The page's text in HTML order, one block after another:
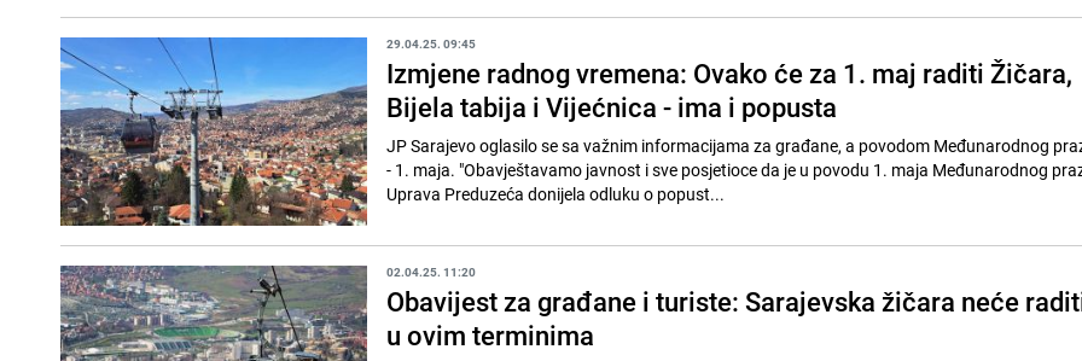
29.04.25. 09:45
Izmjene radnog vremena: Ovako će za 1. maj raditi Žičara,
Bijela tabija i Vijećnica - ima i popusta
JP Sarajevo oglasilo se sa važnim informacijama za građane, a povodom Međunarodnog
- 1. maja. "Obavještavamo javnost i sve posjetioce da je u povodu 1. maja Međunarodnog
Uprava Preduzeća donijela odluku o popust...
02.04.25. 11:20
Obavijest za građane i turiste: Sarajevska žičara neće
u ovim terminima